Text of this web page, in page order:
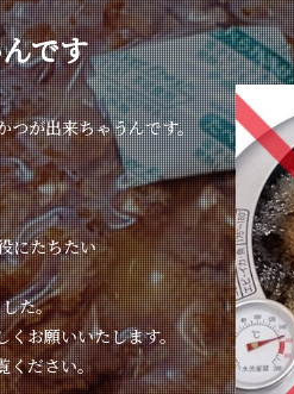
です
つが出来ちゃうんです。
にたちたい
た。
くお願いいたします。
ください。